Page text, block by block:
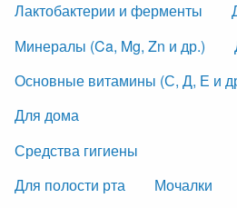
Лактобактерии и ферменты
Минералы (Ca, Mg, Zn и др.)
Основные витамины (С, Д, Е и
Для дома
Средства гигиены
Для полости рта
Мочалки